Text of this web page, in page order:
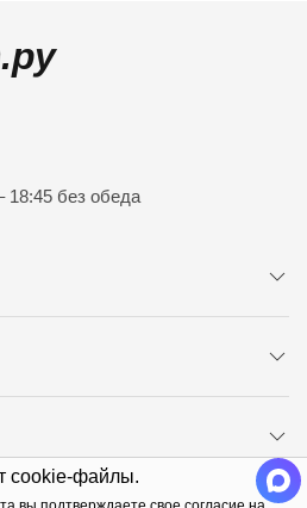
cookie-файлы.
18:45 без обеда